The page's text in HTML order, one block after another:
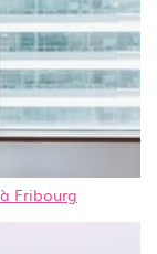
Fribourg